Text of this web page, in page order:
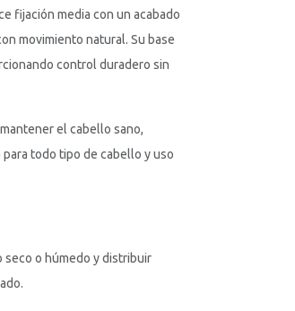
fijación media con un acabado
movimiento natural. Su base
control duradero sin
el cabello sano,
todo tipo de cabello y uso
seco o húmedo y distribuir